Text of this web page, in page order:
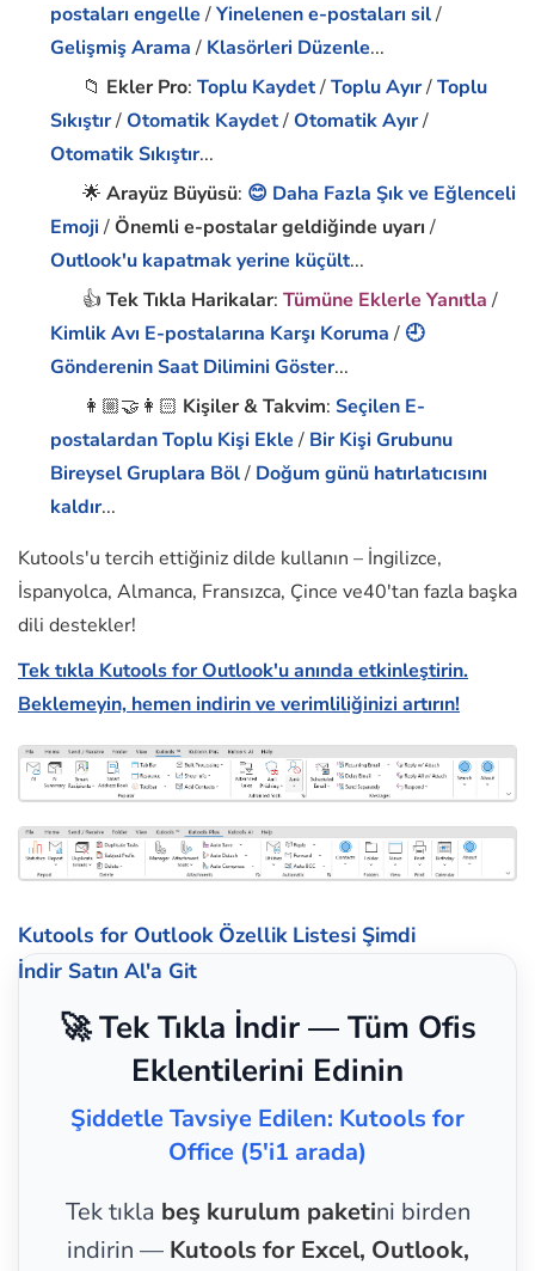
postaları engelle/Yinelenen e-postaları sil/
Gelişmiş Arama/ Klasörleri Düzenle...
📁 Ekler Pro:Toplu Kaydet/Toplu Ayır/Toplu
Sıkıştır/Otomatik Kaydet/Otomatik Ayır/
Otomatik Sıkıştır...
🌟Arayüz Büyüsü: 😊 Daha Fazla Şık ve Eğlenceli
Emoji/Önemli e-postalar geldiğinde uyarı/
Outlook'u kapatmak yerine küçült...
👍Tek Tıkla Harikalar:Tümüne Eklerle Yanıtla /
Kimlik Avı E-postalarına Karşı Koruma/ 🕘
Gönderenin Saat Dilimini Göster...
👩🏼‍🤝‍👩🏻 Kişiler & Takvim:Seçilen E-
postalardan Toplu Kişi Ekle/ Bir Kişi Grubunu
Bireysel Gruplara Böl/ Doğum günü hatırlatıcısını
kaldır...
Kutools'u tercih ettiğiniz dilde kullanın – İngilizce,
İspanyolca, Almanca, Fransızca, Çince ve40'tan fazla başka
dili destekler!
Tek tıkla Kutools for Outlook'u anında etkinleştirin.
Beklemeyin, hemen indirin ve verimliliğinizi artırın!
Kutools for Outlook Özellik Listesi Şimdi
İndir Satın Al'a Git
🚀 Tek Tıkla İndir — Tüm Ofis
Eklentilerini Edinin
Şiddetle Tavsiye Edilen: Kutools for
Office (5'i1 arada)
Tek tıkla beş kurulum paketini birden
indirin — Kutools for Excel, Outlook,